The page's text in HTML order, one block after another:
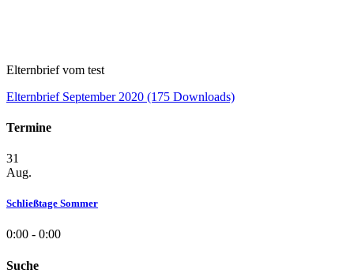
Elternbrief vom test
Elternbrief September 2020 (175 Downloads)
Termine
31
Aug.
Schließtage Sommer
0:00 - 0:00
Suche